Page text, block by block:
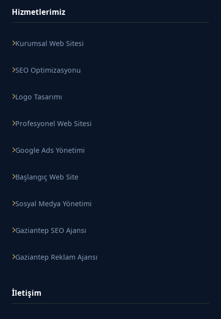
Hizmetlerimiz
Kurumsal Web Sitesi
SEO Optimizasyonu
Logo Tasarımı
Profesyonel Web Sitesi
Google Ads Yönetimi
Başlangıç Web Site
Sosyal Medya Yönetimi
Gaziantep SEO Ajansı
Gaziantep Reklam Ajansı
İletişim